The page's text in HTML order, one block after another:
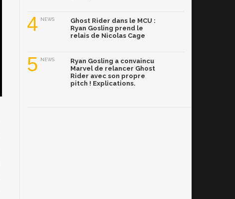
4 NEWS
Ghost Rider dans le MCU :
Ryan Gosling prend le
relais de Nicolas Cage
5 NEWS
Ryan Gosling a convaincu
Marvel de relancer Ghost
Rider avec son propre
pitch ! Explications.